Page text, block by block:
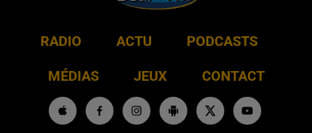
RADIO ACTU PODCASTS
MÉDIAS JEUX CONTACT